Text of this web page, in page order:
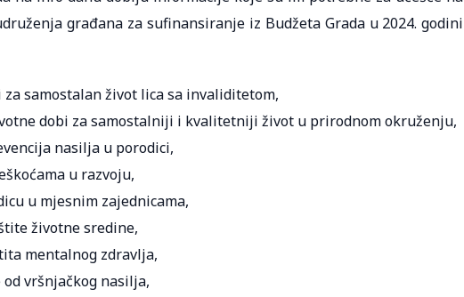
građana za sufinansiranje iz Budžeta Grada u 2024. godini
samostalan život lica sa invaliditetom,
dobi za samostalniji i kvalitetniji život u prirodnom okruženju,
nasilja u porodici,
u razvoju,
u mjesnim zajednicama,
životne sredine,
mentalnog zdravlja,
vršnjačkog nasilja,